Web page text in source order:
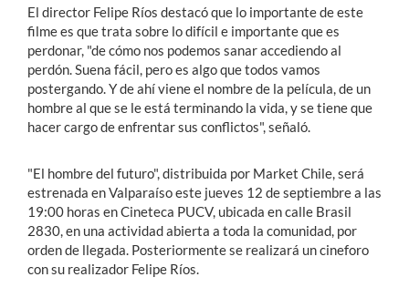
El director Felipe Ríos destacó que lo importante de este
filme es que trata sobre lo difícil e importante que es
perdonar, "de cómo nos podemos sanar accediendo al
perdón. Suena fácil, pero es algo que todos vamos
postergando. Y de ahí viene el nombre de la película, de un
hombre al que se le está terminando la vida, y se tiene que
hacer cargo de enfrentar sus conflictos", señaló.
"El hombre del futuro", distribuida por Market Chile, será
estrenada en Valparaíso este jueves 12 de septiembre a las
19:00 horas en Cineteca PUCV, ubicada en calle Brasil
2830, en una actividad abierta a toda la comunidad, por
orden de llegada. Posteriormente se realizará un cineforo
con su realizador Felipe Ríos.